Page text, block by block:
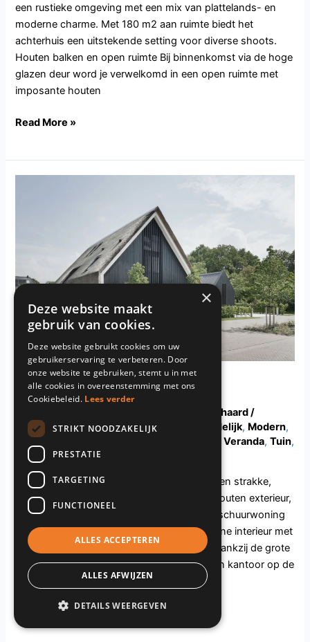
een rustieke omgeving met een mix van plattelands- en
moderne charme. Met 180 m2 aan ruimte biedt het
achterhuis een uitstekende setting voor diverse shoots.
Houten balken en open ruimte Bij binnenkomst via de hoge
glazen deur word je verwelkomd in een open ruimte met
imposante houten
Read More »
GD119.Harderwijk
Kachel / Open haard /
Elektrisch,Kinderkamer,Kookeiland Landelijk, Modern,
Raampartij / Openslaande deuren
Terras / Veranda,Tuin,
Zonnepanelen/guapa
Ontdek deze moderne schuurwoning met een strakke,
maar toch huiselijke sfeer. Met zijn zwarte houten exterieur,
rietendak en ruime groene tuin straalt deze schuurwoning
luxe uit. Ruimtelijk design Ontdek het moderne interieur met
een frisse uitstraling en veel natuurlijk licht dankzij de grote
ramen. Met ruimtes zoals een speelkamer en kantoor op de
begane grond
Read More »
×
Deze website maakt
gebruik van cookies.
Deze website gebruikt cookies om uw
gebruikerservaring te verbeteren. Door
onze website te gebruiken, stemt u in met
alle cookies in overeenstemming met ons
Cookiebeleid. Lees verder
STRIKT NOODZAKELIJK
PRESTATIE
TARGETING
FUNCTIONEEL
ALLES ACCEPTEREN
ALLES AFWIJZEN
DETAILS WEERGEVEN